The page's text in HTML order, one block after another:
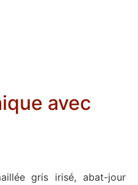
avec
gris irisé, abat-jour